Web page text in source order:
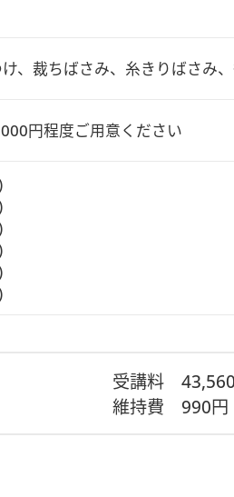
、裁ちばさみ、糸きりばさみ
円程度ご用意ください
受講料
維持費 990円